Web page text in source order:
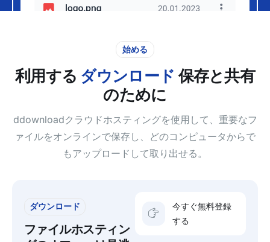
始める
利用する ダウンロード 保存と共有
のために
ddownloadクラウドホスティングを使用して、重要なフ
ァイルをオンラインで保存し、どのコンピュータからで
もアップロードして取り出せる。
ダウンロード
ファイルホスティン
今すぐ無料登録
する